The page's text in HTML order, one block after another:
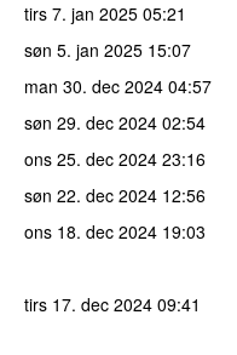
tirs 7. jan 2025 05:21
søn 5. jan 2025 15:07
man 30. dec 2024 04:57
søn 29. dec 2024 02:54
ons 25. dec 2024 23:16
søn 22. dec 2024 12:56
ons 18. dec 2024 19:03
tirs 17. dec 2024 09:41